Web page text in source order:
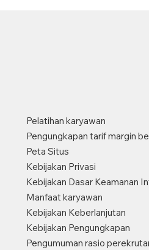
Pelatihan karyawan
Pengungkapan tarif margin
Peta Situs
Kebijakan Privasi
Kebijakan Dasar Keamanan
Manfaat karyawan
Kebijakan Keberlanjutan
Kebijakan Pengungkapan
Pengumuman rasio